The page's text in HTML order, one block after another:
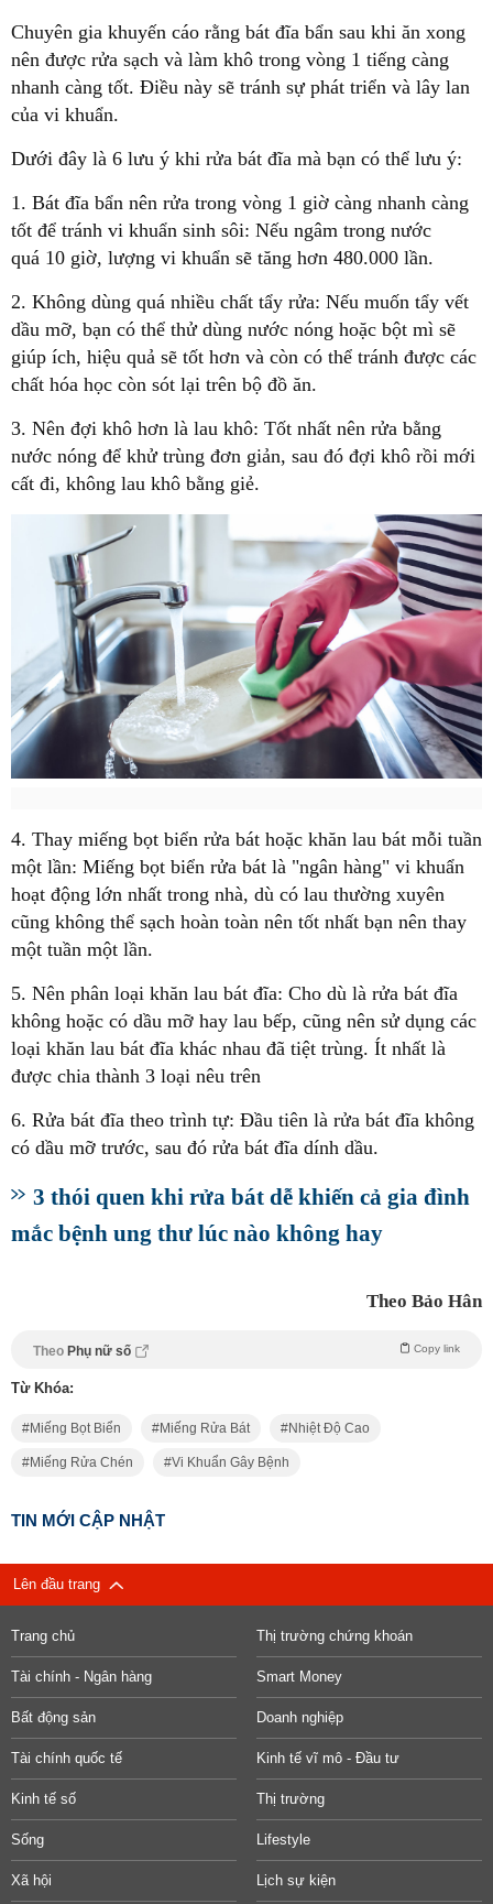
Chuyên gia khuyến cáo rằng bát đĩa bẩn sau khi ăn xong
nên được rửa sạch và làm khô trong vòng 1 tiếng càng
nhanh càng tốt. Điều này sẽ tránh sự phát triển và lây lan
của vi khuẩn.
Dưới đây là 6 lưu ý khi rửa bát đĩa mà bạn có thể lưu ý:
1. Bát đĩa bẩn nên rửa trong vòng 1 giờ càng nhanh càng
tốt để tránh vi khuẩn sinh sôi: Nếu ngâm trong nước
quá 10 giờ, lượng vi khuẩn sẽ tăng hơn 480.000 lần.
2. Không dùng quá nhiều chất tẩy rửa: Nếu muốn tẩy vết
dầu mỡ, bạn có thể thử dùng nước nóng hoặc bột mì sẽ
giúp ích, hiệu quả sẽ tốt hơn và còn có thể tránh được các
chất hóa học còn sót lại trên bộ đồ ăn.
3. Nên đợi khô hơn là lau khô: Tốt nhất nên rửa bằng
nước nóng để khử trùng đơn giản, sau đó đợi khô rồi mới
cất đi, không lau khô bằng giẻ.
4. Thay miếng bọt biển rửa bát hoặc khăn lau bát mỗi tuần
một lần: Miếng bọt biển rửa bát là "ngân hàng" vi khuẩn
hoạt động lớn nhất trong nhà, dù có lau thường xuyên
cũng không thể sạch hoàn toàn nên tốt nhất bạn nên thay
một tuần một lần.
5. Nên phân loại khăn lau bát đĩa: Cho dù là rửa bát đĩa
không hoặc có dầu mỡ hay lau bếp, cũng nên sử dụng các
loại khăn lau bát đĩa khác nhau đã tiệt trùng. Ít nhất là
được chia thành 3 loại nêu trên
6. Rửa bát đĩa theo trình tự: Đầu tiên là rửa bát đĩa không
có dầu mỡ trước, sau đó rửa bát đĩa dính dầu.
3 thói quen khi rửa bát dễ khiến cả gia đình
mắc bệnh ung thư lúc nào không hay
Theo Bảo Hân
Theo Phụ nữ số Copy link
Từ Khóa:
Miếng Bọt Biển Miếng Rửa Bát Nhiệt Độ Cao
Miếng Rửa Chén Vi Khuẩn Gây Bệnh
TIN MỚI CẬP NHẬT
Lên đầu trang
Trang chủ Thị trường chứng khoán
Tài chính - Ngân hàng Smart Money
Bất động sản Doanh nghiệp
Tài chính quốc tế Kinh tế vĩ mô - Đầu tư
Kinh tế số Thị trường
Sống Lifestyle
Xã hội Lịch sự kiện